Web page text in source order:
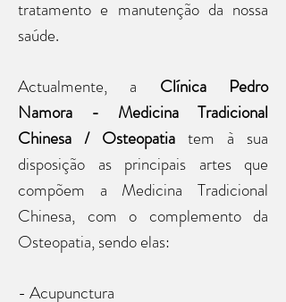
tratamento e manutenção da nossa
saúde.
Actualmente, a Clínica Pedro
Namora - Medicina Tradicional
Chinesa / Osteopatia tem à sua
disposição as principais artes que
compõem a Medicina Tradicional
Chinesa, com o complemento da
Osteopatia, sendo elas:
- Acupunctura